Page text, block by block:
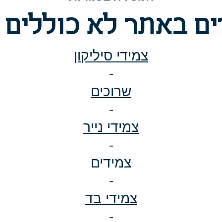
באתר לא
צמידי סיליקון
-
שרוכים
-
צמידי נייר
-
צמידים
-
צמידי בד
-